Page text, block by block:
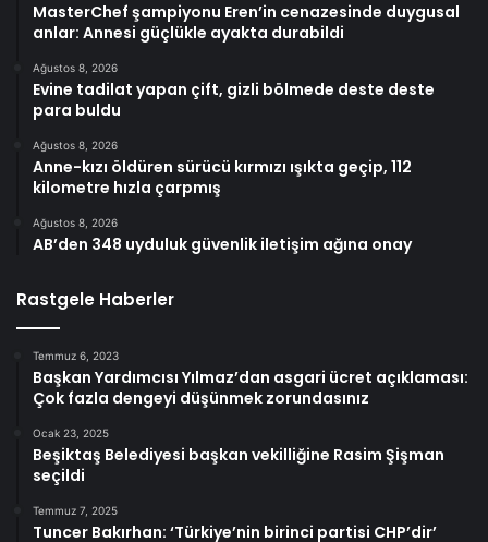
MasterChef şampiyonu Eren’in cenazesinde duygusal
anlar: Annesi güçlükle ayakta durabildi
Ağustos 8, 2026
Evine tadilat yapan çift, gizli bölmede deste deste
para buldu
Ağustos 8, 2026
Anne-kızı öldüren sürücü kırmızı ışıkta geçip, 112
kilometre hızla çarpmış
Ağustos 8, 2026
AB’den 348 uyduluk güvenlik iletişim ağına onay
Rastgele Haberler
Temmuz 6, 2023
Başkan Yardımcısı Yılmaz’dan asgari ücret açıklaması:
Çok fazla dengeyi düşünmek zorundasınız
Ocak 23, 2025
Beşiktaş Belediyesi başkan vekilliğine Rasim Şişman
seçildi
Temmuz 7, 2025
Tuncer Bakırhan: ‘Türkiye’nin birinci partisi CHP’dir’